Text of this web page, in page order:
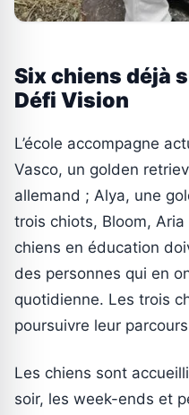
Six chiens déjà
Défi Vision
L’école accompagne
Vasco, un golden
allemand ; Alya, une
trois chiots, Bloom,
chiens en éducation
des personnes qui en
quotidienne. Les trois
poursuivre leur parcours
Les chiens sont
soir, les week-ends et